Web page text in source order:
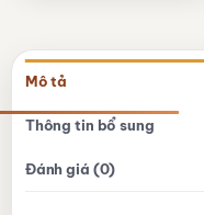
Mô tả
Thông tin bổ sung
Đánh giá (0)